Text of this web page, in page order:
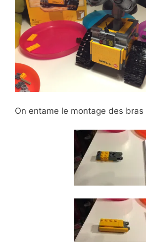
On entame le montage des bras